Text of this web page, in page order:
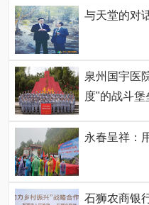
与天堂的对
泉州国宇医
度"的战斗堡
永春呈祥：
石狮农商银